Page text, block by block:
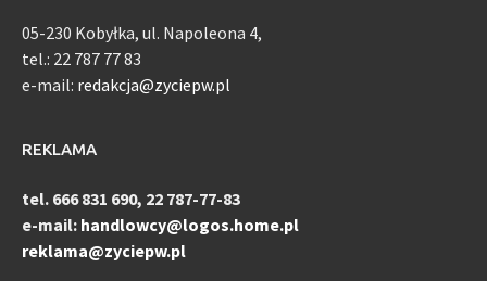
05-230 Kobyłka, ul. Napoleona 4,
tel.: 22 787 77 83
e-mail: redakcja@zyciepw.pl
REKLAMA
tel. 666 831 690, 22 787-77-83
e-mail: handlowcy@logos.home.pl
reklama@zyciepw.pl